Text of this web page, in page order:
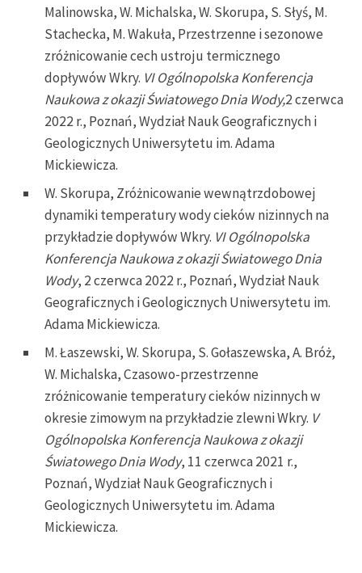
Malinowska, W. Michalska, W. Skorupa, S. Słyś, M.
Stachecka, M. Wakuła, Przestrzenne i sezonowe
zróżnicowanie cech ustroju termicznego
dopływów Wkry. VI Ogólnopolska Konferencja
Naukowa z okazji Światowego Dnia Wody,2 czerwca
2022 r., Poznań, Wydział Nauk Geograficznych i
Geologicznych Uniwersytetu im. Adama
Mickiewicza.
W. Skorupa, Zróżnicowanie wewnątrzdobowej
dynamiki temperatury wody cieków nizinnych na
przykładzie dopływów Wkry. VI Ogólnopolska
Konferencja Naukowa z okazji Światowego Dnia
Wody, 2 czerwca 2022 r., Poznań, Wydział Nauk
Geograficznych i Geologicznych Uniwersytetu im.
Adama Mickiewicza.
M. Łaszewski, W. Skorupa, S. Gołaszewska, A. Bróż,
W. Michalska, Czasowo-przestrzenne
zróżnicowanie temperatury cieków nizinnych w
okresie zimowym na przykładzie zlewni Wkry. V
Ogólnopolska Konferencja Naukowa z okazji
Światowego Dnia Wody, 11 czerwca 2021 r.,
Poznań, Wydział Nauk Geograficznych i
Geologicznych Uniwersytetu im. Adama
Mickiewicza.